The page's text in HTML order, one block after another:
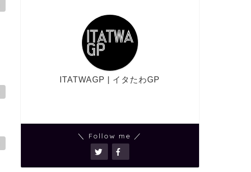
ITATWAGP | イタたわGP
＼ Follow me ／